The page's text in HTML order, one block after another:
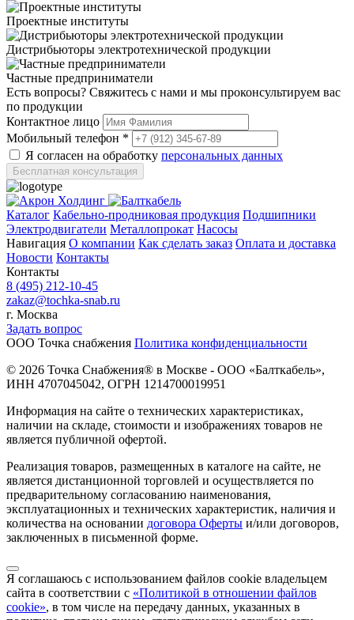
Проектные институты
Дистрибьюторы электротехнической продукции
Частные предприниматели
Есть вопросы? Свяжитесь с нами и мы проконсультируем вас
по продукции
Контактное лицо
Мобильный телефон *
Я согласен на обработку персональных данных
Каталог Кабельно-продниковая продукция Подшипники
Электродвигатели Металлопрокат Насосы
Навигация О компании Как сделать заказ Оплата и доставка
Новости Контакты
Контакты
8 (495) 212-10-45
zakaz@tochka-snab.ru
г. Москва
Задать вопрос
ООО Точка снабжения Политика конфиденциальности
© 2026 Точка Снабжения® в Москве - ООО «Балткабель»,
ИНН 4707045042, ОГРН 1214700019951
Информация на сайте о технических характеристиках,
наличии на складе, стоимости и изображениях товаров не
является публичной офертой.
Реализация товаров, размещенных в каталоге на сайте, не
является дистанционной торговлей и осуществляется по
предварительному согласованию наименования,
эксплуатационных и технических характеристик, наличия и
количества на основании договора Оферты и/или договоров,
заключенных в письменной форме.
Я соглашаюсь с использованием файлов cookie владельцем
сайта в соответствии с «Политикой в отношении файлов
cookie», в том числе на передачу данных, указанных в